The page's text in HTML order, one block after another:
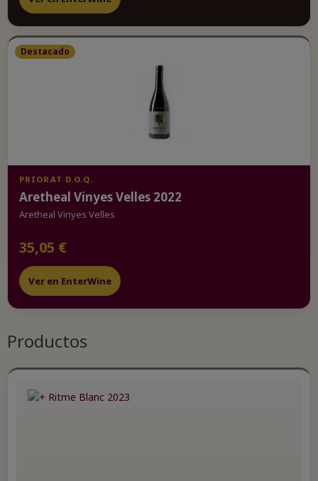
Destacado
PRIORAT D.O.Q.
Aretheal Vinyes Velles 2022
Aretheal Vinyes Velles
35,05 €
Ver en EnterWine
Productos